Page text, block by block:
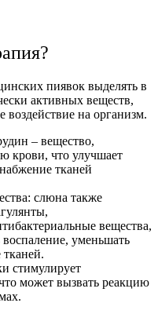
пиявок выделять в
активных веществ,
воздействие на организм.
– вещество,
крови, что улучшает
тканей
слюна также
вещества,
уменьшать
тканей.
стимулирует
может вызвать реакцию